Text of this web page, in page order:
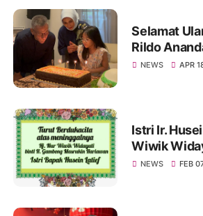
Selamat
Rildo
NEWS APR
Istri Ir.
Wiwik
Pak Rildo
NEWS FEB